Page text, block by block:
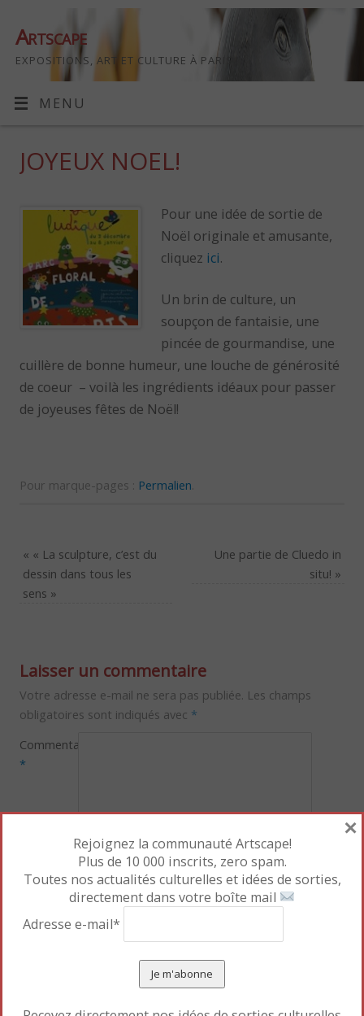
Artscape
EXPOSITIONS, ART ET CULTURE À PARIS
MENU
JOYEUX NOEL!
Pour une idée de sortie de
Noël originale et amusante,
cliquez ici.
Un brin de culture, un
soupçon de fantaisie, une
pincée de gourmandise, une
cuillère de bonne humeur, une louche de générosité
de coeur – voilà les ingrédients idéaux pour passer
de joyeuses fêtes de Noël!
Pour marque-pages : Permalien.
« « La sculpture, c’est du
dessin dans tous les
sens »
Une partie de Cluedo in
situ! »
Laisser un commentaire
Votre adresse e-mail ne sera pas publiée. Les champs
obligatoires sont indiqués avec *
Commentaire
*
Nom
E-
Rejoignez la communauté Artscape!
Plus de 10 000 inscrits, zero spam.
Toutes nos actualités culturelles et idées de sorties,
directement dans votre boîte mail
Adresse e-mail*
×